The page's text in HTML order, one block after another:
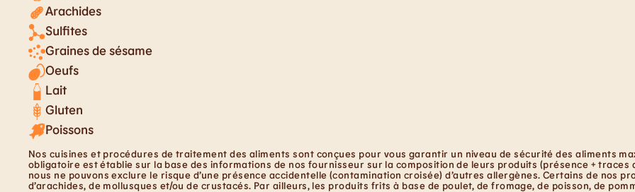
Arachides
Sulfites
Graines de sésame
Oeufs
Lait
Gluten
Poissons
Nos cuisines et procédures de traitement des aliments sont conçues pour vous garantir un niveau de sécurité des aliments
obligatoire est établie sur la base des informations de nos fournisseur sur la composition de leurs produits (présence +
nous ne pouvons exclure le risque d’une présence accidentelle (contamination croisée) d’autres allergènes. Certains de nos
d’arachides, de mollusques et/ou de crustacés. Par ailleurs, les produits frits à base de poulet, de fromage, de poisson, de